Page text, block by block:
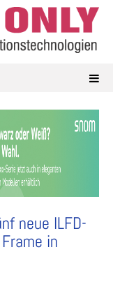
neue ILFD-
in